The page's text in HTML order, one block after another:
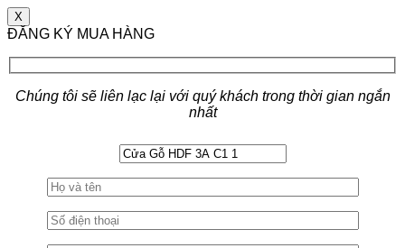
X
ĐĂNG KÝ MUA HÀNG
Chúng tôi sẽ liên lạc lại với quý khách trong thời gian ngắn
nhất